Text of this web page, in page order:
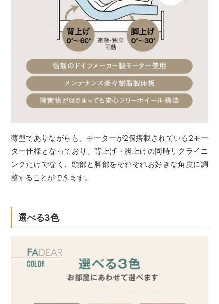
薄型でありながらも、モーターが2個搭載されている2モー
ター仕様となっており、背上げ・脚上げの同時リクライニ
ングだけでなく、頭部と脚部をそれぞれお好きな角度に調
整することができます。
選べる3色